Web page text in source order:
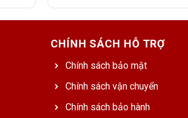
CHÍNH SÁCH HỖ TRỢ
Chính sách bảo mật
Chính sách vận chuyển
Chính sách bảo hành